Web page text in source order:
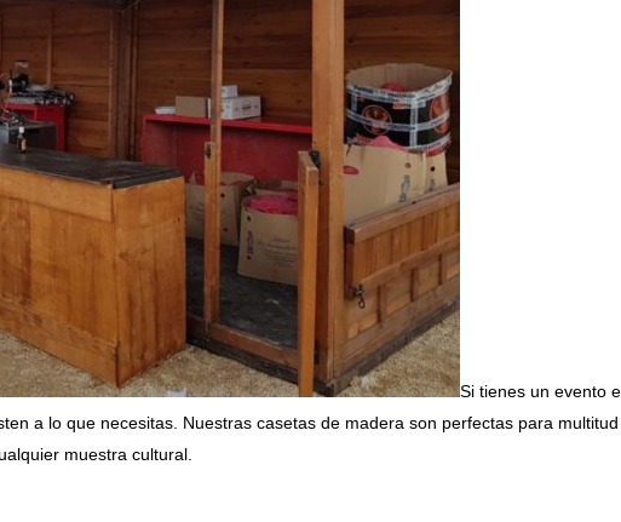
Si tienes un evento
a lo que necesitas. Nuestras casetas de madera son perfectas para
muestra cultural.